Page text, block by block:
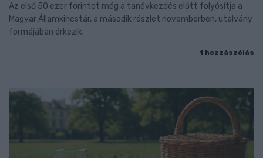
Az első 50 ezer forintot még a tanévkezdés előtt folyósítja a
Magyar Államkincstár, a második részlet novemberben, utalvány
formájában érkezik.
1 hozzászólás